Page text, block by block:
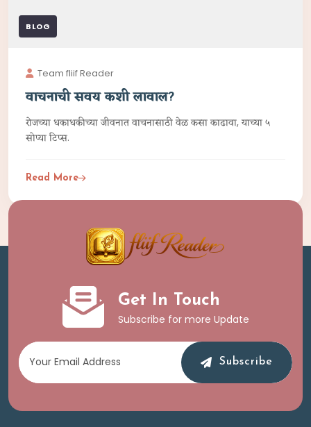
BLOG
Team fliif Reader
वाचनाची सवय कशी लावाल?
रोजच्या धकाधकीच्या जीवनात वाचनासाठी वेळ कसा काढावा, याच्या ५
सोप्या टिप्स.
Read More
Get In Touch
Subscribe for more Update
Subscribe